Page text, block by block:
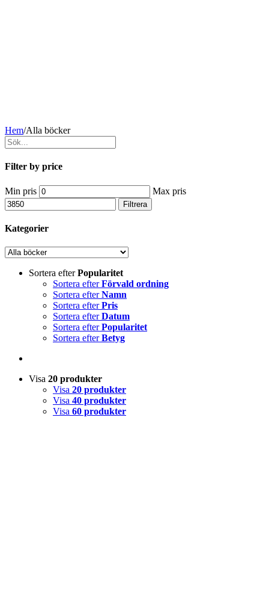
Hem/Alla böcker
Filter by price
Min pris Max pris
Filtrera
Kategorier
Sortera efterPopularitet
Sortera efterFörvald ordning
Sortera efterNamn
Sortera efterPris
Sortera efterDatum
Sortera efterPopularitet
Sortera efterBetyg
Visa 20 produkter
Visa 20 produkter
Visa 40 produkter
Visa 60 produkter